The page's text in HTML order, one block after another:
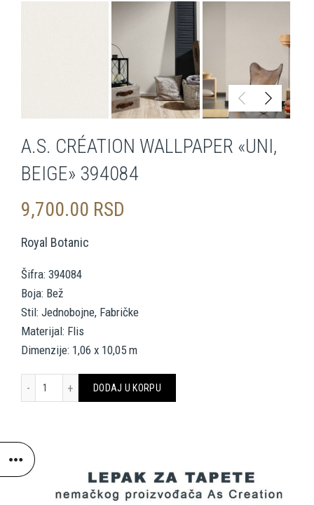
A.S. CRÉATION WALLPAPER «UNI,
BEIGE» 394084
9,700.00 RSD
Royal Botanic
Šifra: 394084
Boja: Bež
Stil: Jednobojne, Fabričke
Materijal: Flis
Dimenzije: 1,06 x 10,05 m
A.S. CRÉATION WALLPAPER «UNI, BEIGE» 394084 količina
DODAJ U KORPU